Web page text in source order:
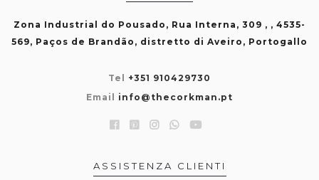
Zona Industrial do Pousado, Rua Interna, 309 , , 4535-
569, Paços de Brandão, distretto di Aveiro, Portogallo
Tel +351 910429730
Email info@thecorkman.pt
ASSISTENZA CLIENTI